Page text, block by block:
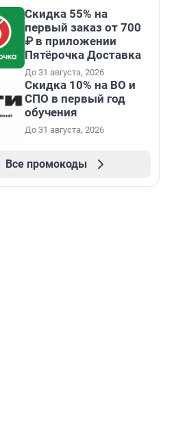
Скидка 55% на
первый заказ от 700
₽ в приложении
Пятёрочка Доставка
До 31 августа, 2026
Скидка 10% на ВО и
СПО в первый год
обучения
До 31 августа, 2026
Все промокоды